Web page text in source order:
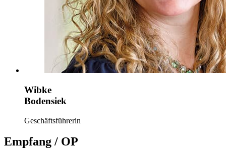
Wibke
Bodensiek
Geschäftsführerin
Empfang / OP